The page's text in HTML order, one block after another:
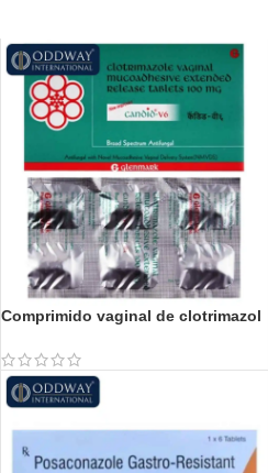
Comprimido vaginal de clotrimazol